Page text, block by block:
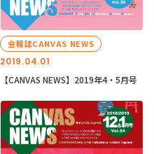
2019.04.01
会報誌CANVAS NEWS
【CANVAS NEWS】2019年4・5月号